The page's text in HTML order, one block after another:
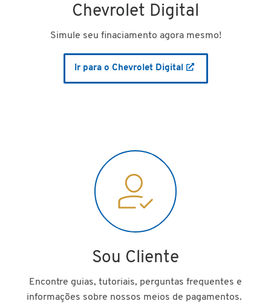
Chevrolet Digital
Simule seu finaciamento agora mesmo!
Ir para o Chevrolet Digital
Sou Cliente
Encontre guias, tutoriais, perguntas frequentes e
informações sobre nossos meios de pagamentos.